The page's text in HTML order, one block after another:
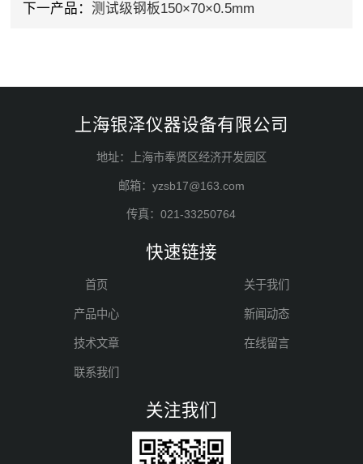
下一产品： 测试级钢板150×70×0.5mm
上海银泽仪器设备有限公司
地址：上海市奉贤区经济开发园区
邮箱：yzsb17@163.com
传真：021-33250764
快速链接
首页 关于我们
产品中心 新闻动态
技术文章 在线留言
联系我们
关注我们